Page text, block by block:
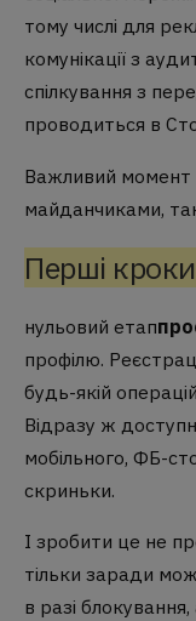
тому числі для
комунікації з
спілкування з
проводиться в
Важливий момент
майданчиками,
Перші
нульовий етап
профілю.
будь-якій
Відразу ж
мобільного, ФБ-
скриньки.
І зробити це не
тільки заради
в разі